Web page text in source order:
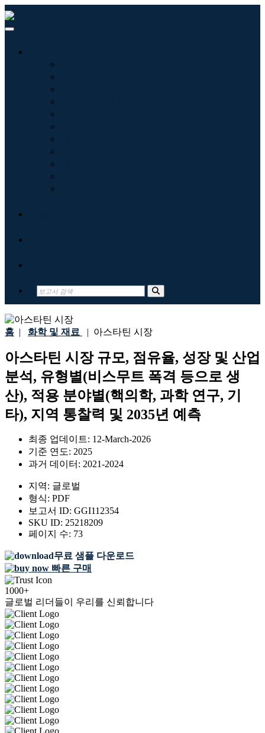
홈 | 화학 및 재료 | 아스타틴 시장
아스타틴 시장 규모, 점유율, 성장 및 산업
분석, 유형별(비스무트 폭격 등으로 생
산), 적용 분야별(핵의학, 과학 연구, 기
타), 지역 통찰력 및 2035년 예측
최종 업데이트: 12-March-2026
기준 연도: 2025
과거 데이터: 2021-2024
지역: 글로벌
형식: PDF
보고서 ID: GGI112354
SKU ID: 25218209
페이지 수: 73
무료 샘플 다운로드
빠른 구매
1000+
글로벌 리더들이 우리를 신뢰합니다